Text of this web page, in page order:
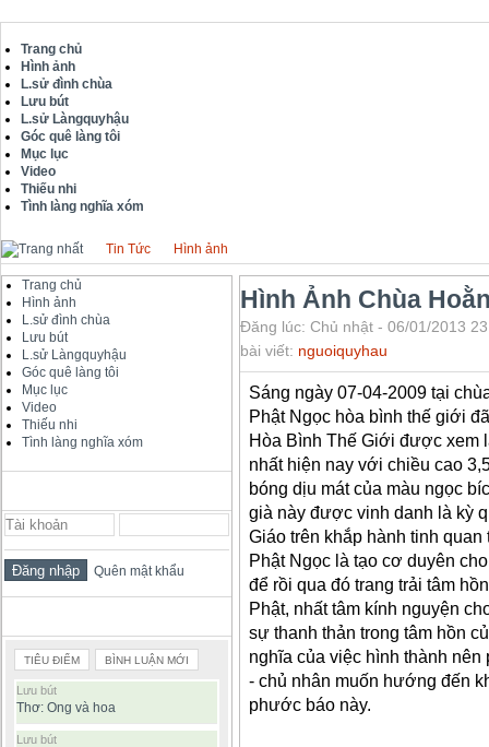
Trang chủ
Hình ảnh
L.sử đình chùa
Lưu bút
L.sử Làngquyhậu
Góc quê làng tôi
Mục lục
Video
Thiếu nhi
Tình làng nghĩa xóm
Tin Tức Hình ảnh
Trang chủ
Hình ảnh
L.sử đình chùa
Lưu bút
L.sử Làngquyhậu
Góc quê làng tôi
Mục lục
Video
Thiếu nhi
Tình làng nghĩa xóm
Quên mật khẩu
TIÊU ĐIỂM BÌNH LUẬN MỚI
Lưu bút
Thơ: Ong và hoa
Lưu bút
Hình Ảnh Chùa
Đăng lúc: Chủ nhật - 06/01/2013
bài viết: nguoiquyhau
Sáng ngày 07-04-2009 tại
Phật Ngọc hòa bình thế giới
Hòa Bình Thế Giới được xem
nhất hiện nay với chiều cao
bóng dịu mát của màu ngọc
già này được vinh danh là kỳ
Giáo trên khắp hành tinh
Phật Ngọc là tạo cơ duyên
để rồi qua đó trang trải tâm
Phật, nhất tâm kính nguyện
sự thanh thản trong tâm hồn
nghĩa của việc hình thành
- chủ nhân muốn hướng đến
phước báo này.